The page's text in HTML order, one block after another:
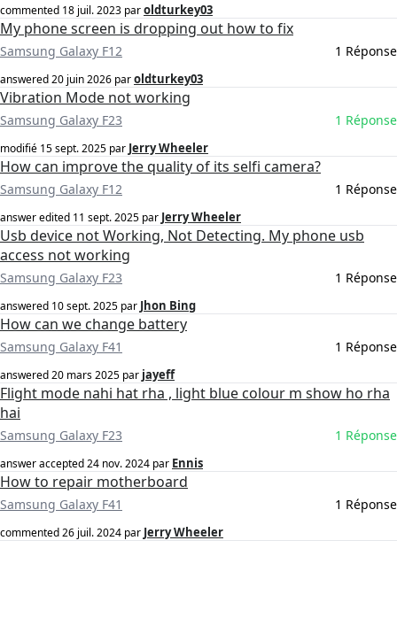
commented 18 juil. 2023 paroldturkey03
My phone screen is dropping out how to fix
Samsung Galaxy F12 1 Réponse
answered20 juin 2026 paroldturkey03
Vibration Mode not working
Samsung Galaxy F23 1 Réponse
modifié 15 sept. 2025 par Jerry Wheeler
How can improve the quality of its selfi camera?
Samsung Galaxy F12 1 Réponse
answer edited 11 sept. 2025 par Jerry Wheeler
Usb device not Working, Not Detecting. My phone usb
access not working
Samsung Galaxy F23 1 Réponse
answered 10 sept. 2025 par Jhon Bing
How can we change battery
Samsung Galaxy F41 1 Réponse
answered20 mars 2025 par jayeff
Flight mode nahi hat rha , light blue colour m show ho rha
hai
Samsung Galaxy F23 1 Réponse
answer accepted24 nov. 2024 par Ennis
How to repair motherboard
Samsung Galaxy F41 1 Réponse
commented26 juil. 2024 par Jerry Wheeler